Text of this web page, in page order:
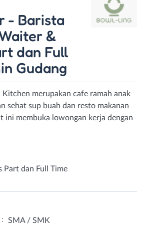
- Barista
&
dan Full
Gudang
merupakan cafe ramah anak
sehat sup buah dan resto makanan
ini membuka lowongan kerja dengan
Part dan Full Time
:
SMA / SMK